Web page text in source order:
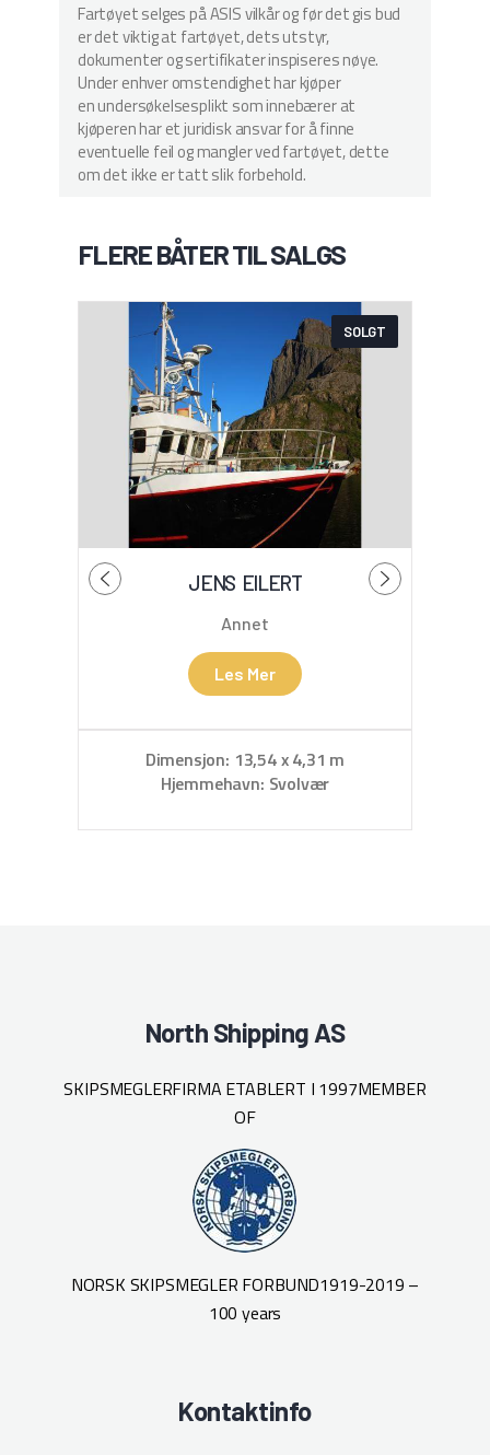
Fartøyet selges på ASIS vilkår og før det gis bud
er det viktig at fartøyet, dets utstyr,
dokumenter og sertifikater inspiseres nøye.
Under enhver omstendighet har kjøper
en undersøkelsesplikt som innebærer at
kjøperen har et juridisk ansvar for å finne
eventuelle feil og mangler ved fartøyet, dette
om det ikke er tatt slik forbehold.
FLERE BÅTER TIL SALGS
SOLGT
JENS EILERT
Annet
Les Mer
Dimensjon: 13,54 x 4,31 m
Hjemmehavn: Svolvær
North Shipping AS
SKIPSMEGLERFIRMA ETABLERT I 1997MEMBER
OF
NORSK SKIPSMEGLER FORBUND1919-2019 –
100 years
Kontaktinfo